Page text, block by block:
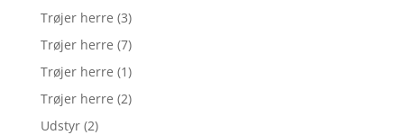
Trøjer herre (3)
Trøjer herre (7)
Trøjer herre (1)
Trøjer herre (2)
Udstyr (2)